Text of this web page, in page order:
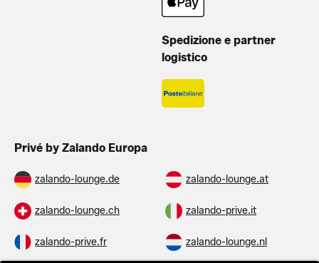
Spedizione e partner
logistico
Privé by Zalando Europa
zalando-lounge.de zalando-lounge.at
zalando-lounge.ch zalando-prive.it
zalando-prive.fr zalando-lounge.nl